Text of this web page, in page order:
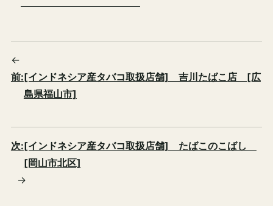
←
前:[インドネシア産タバコ取扱店舗] 吉川たばこ店 [広
島県福山市]
次:[インドネシア産タバコ取扱店舗] たばこのこばし
[岡山市北区]
→